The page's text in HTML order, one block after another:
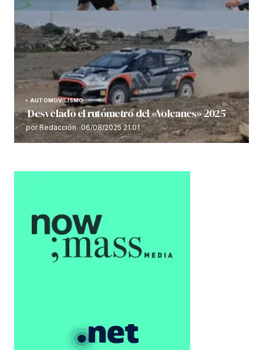
AUTOMOVILISMO
Desvelado el rutómetro del «Volcanes» 2025
por Redacción 06/08/2025 21:01